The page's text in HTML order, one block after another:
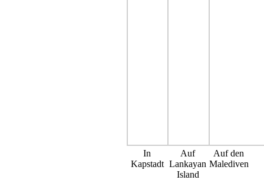
In
Kapstadt
Auf
Lankayan
Island
Auf den
Malediven